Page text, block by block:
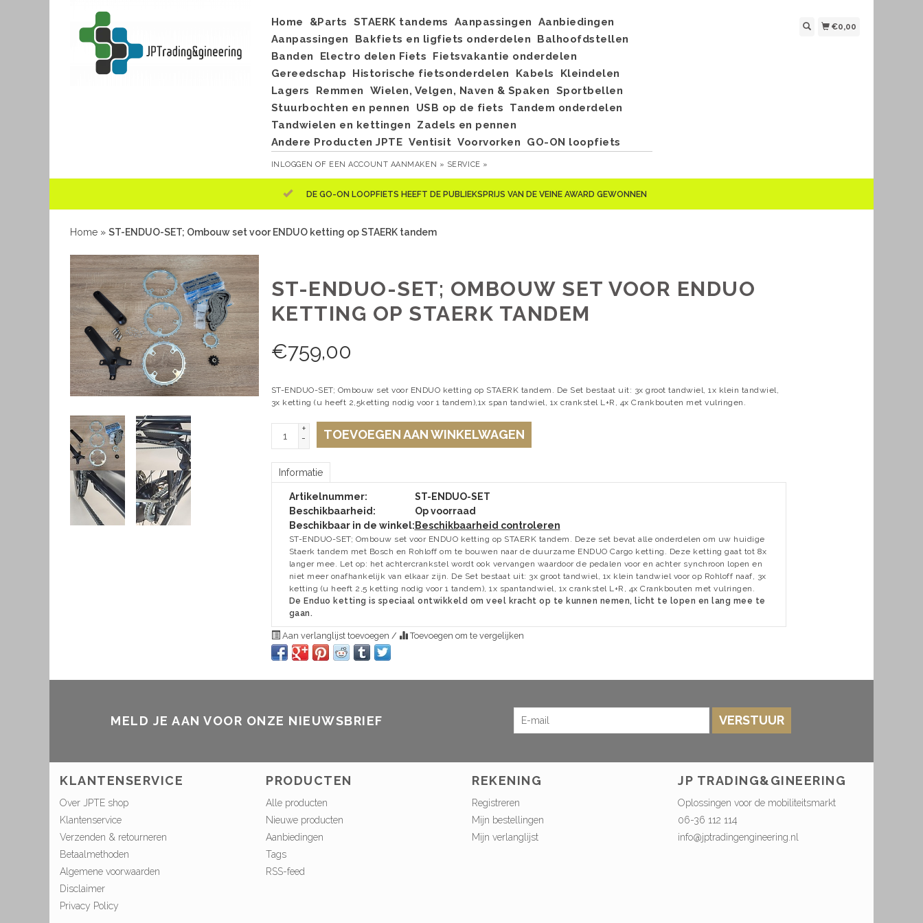
Home &Parts STAERK tandems Aanpassingen
Aanbiedingen
Aanpassingen
Bakfiets en ligfiets onderdelen
Balhoofdstellen
Banden
Electro delen Fiets
Fietsvakantie onderdelen
Gereedschap
Historische fietsonderdelen Kabels
Kleindelen
Lagers
Remmen Wielen, Velgen, Naven & Spaken
Sportbellen
Stuurbochten en pennen
USB op de fiets
Tandem onderdelen
Tandwielen en kettingen
Zadels en pennen
Andere Producten JPTE Ventisit Voorvorken GO-ON loopfiets
INLOGGEN OF EEN ACCOUNT AANMAKEN » SERVICE »
€0,00
DE GO-ON LOOPFIETS HEEFT DE PUBLIEKSPRIJS VAN DE VEINE AWARD GEWONNEN
Home » ST-ENDUO-SET; Ombouw set voor ENDUO ketting op STAERK tandem
ST-ENDUO-SET; OMBOUW SET VOOR ENDUO
KETTING OP STAERK TANDEM
€759,00
ST-ENDUO-SET; Ombouw set voor ENDUO ketting op STAERK tandem. De Set bestaat uit: 3x groot tandwiel, 1x klein tandwiel,
3x ketting (u heeft 2,5ketting nodig voor 1 tandem),1x span tandwiel, 1x crankstel L+R, 4x Crankbouten met vulringen.
+
-
TOEVOEGEN AAN WINKELWAGEN
Informatie
Artikelnummer:
ST-ENDUO-SET
Beschikbaarheid:
Op voorraad
Beschikbaar in de winkel: Beschikbaarheid controleren
ST-ENDUO-SET; Ombouw set voor ENDUO ketting op STAERK tandem. Deze set bevat alle onderdelen om uw huidige
Staerk tandem met Bosch en Rohloff om te bouwen naar de duurzame ENDUO Cargo ketting. Deze ketting gaat tot 8x
langer mee. Let op: het achtercrankstel wordt ook vervangen waardoor de pedalen voor en achter synchroon lopen en
niet meer onafhankelijk van elkaar zijn. De Set bestaat uit: 3x groot tandwiel, 1x klein tandwiel voor op Rohloff naaf, 3x
ketting (u heeft 2,5 ketting nodig voor 1 tandem), 1x spantandwiel, 1x crankstel L+R, 4x Crankbouten met vulringen.
De Enduo ketting is speciaal ontwikkeld om veel kracht op te kunnen nemen, licht te lopen en lang mee te
gaan.
Aan verlanglijst toevoegen / Toevoegen om te vergelijken
MELD JE AAN VOOR ONZE NIEUWSBRIEF VERSTUUR
KLANTENSERVICE
Over JPTE shop
Klantenservice
Verzenden & retourneren
Betaalmethoden
Algemene voorwaarden
Disclaimer
Privacy Policy
PRODUCTEN
Alle producten
Nieuwe producten
Aanbiedingen
Tags
RSS-feed
REKENING
Registreren
Mijn bestellingen
Mijn verlanglijst
JP TRADING&GINEERING
Oplossingen voor de mobiliteitsmarkt
06-36 112 114
info@jptradingengineering.nl